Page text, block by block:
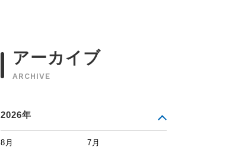
アーカイブ
ARCHIVE
2026年
8月 7月